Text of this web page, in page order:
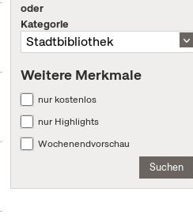
oder
Kategorie
Weitere Merkmale
nur kostenlos
nur Highlights
Wochenendvorschau
Suchen